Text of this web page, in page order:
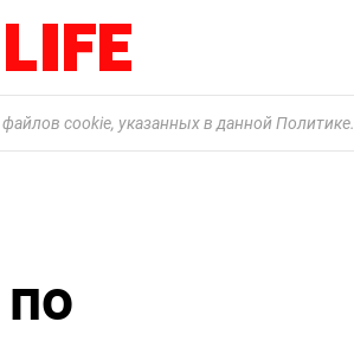
cookie, указанных в данной Политике.